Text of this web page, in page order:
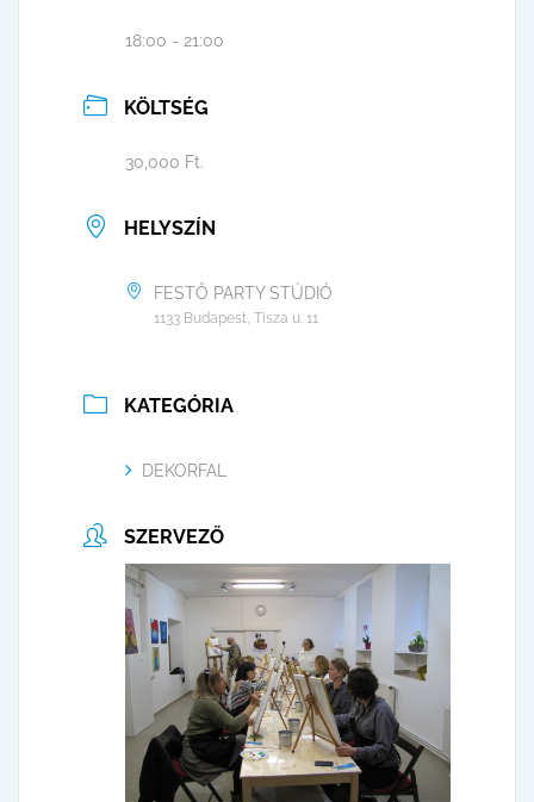
18:00 - 21:00
KÖLTSÉG
30,000 Ft.
HELYSZÍN
FESTŐ PARTY STÚDIÓ
1133 Budapest, Tisza u. 11
KATEGÓRIA
DEKORFAL
SZERVEZŐ